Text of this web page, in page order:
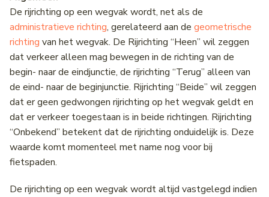
De rijrichting op een wegvak wordt, net als de
administratieve richting, gerelateerd aan de geometrische
richting van het wegvak. De Rijrichting “Heen” wil zeggen
dat verkeer alleen mag bewegen in de richting van de
begin- naar de eindjunctie, de rijrichting “Terug” alleen van
de eind- naar de beginjunctie. Rijrichting “Beide” wil zeggen
dat er geen gedwongen rijrichting op het wegvak geldt en
dat er verkeer toegestaan is in beide richtingen. Rijrichting
“Onbekend” betekent dat de rijrichting onduidelijk is. Deze
waarde komt momenteel met name nog voor bij
fietspaden.
De rijrichting op een wegvak wordt altijd vastgelegd indien